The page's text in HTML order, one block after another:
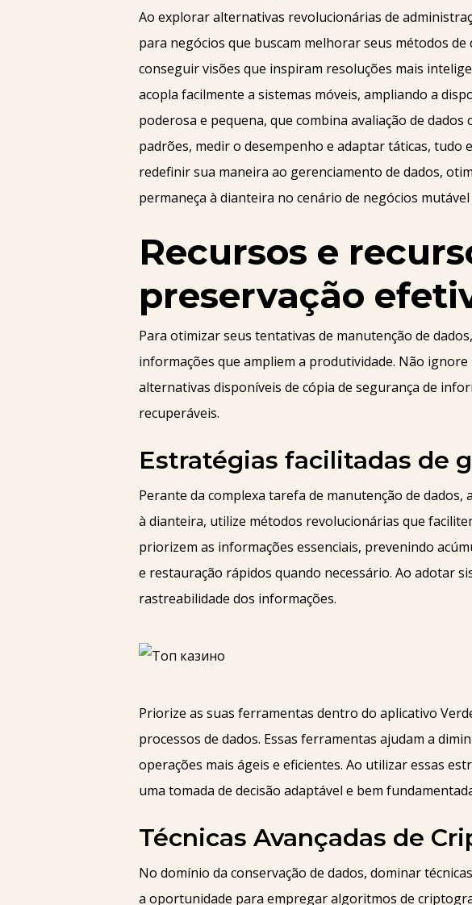
Ao explorar alternativas revolucionárias de
para negócios que buscam melhorar seus métodos
conseguir visões que inspiram resoluções mais
acopla facilmente a sistemas móveis, ampliando a
poderosa e pequena, que combina avaliação de
padrões, medir o desempenho e adaptar táticas,
redefinir sua maneira ao gerenciamento de dados,
permaneça à dianteira no cenário de negócios mutável
Recursos e
preservação
Para otimizar seus tentativas de manutenção de
informações que ampliem a produtividade. Não
alternativas disponíveis de cópia de segurança de
recuperáveis.
Estratégias facilitadas de
Perante da complexa tarefa de manutenção de
à dianteira, utilize métodos revolucionárias que
priorizem as informações essenciais, prevenindo
e restauração rápidos quando necessário. Ao adotar
rastreabilidade dos informações.
Priorize as suas ferramentas dentro do aplicativo
processos de dados. Essas ferramentas ajudam a
operações mais ágeis e eficientes. Ao utilizar essas
uma tomada de decisão adaptável e bem
Técnicas Avançadas de
No domínio da conservação de dados, dominar
a oportunidade para empregar algoritmos de